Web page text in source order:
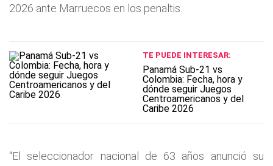
2026 ante Marruecos en los penaltis.
TE PUEDE INTERESAR:
Panamá Sub-21 vs
Colombia: Fecha, hora y
dónde seguir Juegos
Centroamericanos y del
Caribe 2026
“El seleccionador nacional de 63 años anunció su